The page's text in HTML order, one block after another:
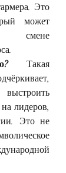
Это
может
Такая
лидеров,
Это не